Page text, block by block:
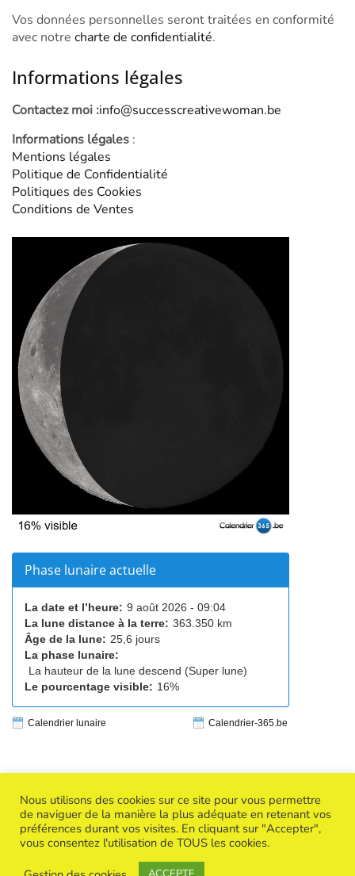
Vos données personnelles seront traitées en conformité
avec notre charte de confidentialité.
Informations légales
Contactez moi :info@successcreativewoman.be
Informations légales :
Mentions légales
Politique de Confidentialité
Politiques des Cookies
Conditions de Ventes
Phase lunaire actuelle
La date et l’heure: 9 août 2026 - 09:04
La lune distance à la terre: 363.350 km
Âge de la lune: 25,6 jours
La phase lunaire:
La hauteur de la lune descend (Super lune)
Le pourcentage visible: 16%
Calendrier lunaire Calendrier-365.be
Copyright © 2026Success Creative Woman| Powered by
Thème WordPress BuddyX
Nous utilisons des cookies sur ce site pour vous permettre
de naviguer de la manière la plus adéquate en retenant vos
préférences durant vos visites. En cliquant sur "Accepter",
vous consentez l'utilisation de TOUS les cookies.